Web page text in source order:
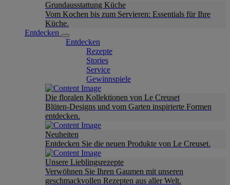
Grundausstattung Küche
Vom Kochen bis zum Servieren: Essentials für Ihre
Küche.
Entdecken
Entdecken
Rezepte
Stories
Service
Gewinnspiele
Die floralen Kollektionen von Le Creuset
Blüten-Designs und vom Garten inspirierte Formen
entdecken.
Neuheiten
Entdecken Sie die neuen Produkte von Le Creuset.
Unsere Lieblingsrezepte
Verwöhnen Sie Ihren Gaumen mit unseren
geschmackvollen Rezepten aus aller Welt.